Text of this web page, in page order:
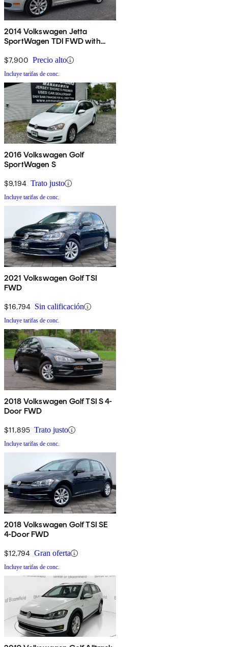
2014 Volkswagen Jetta
SportWagen TDI FWD with
$7,900 Precio alto
Incluye tarifas de conc.
2016 Volkswagen Golf
SportWagen S
$9,194 Trato justo
Incluye tarifas de conc.
2021 Volkswagen Golf TSI
FWD
$16,794 Sin calificación
Incluye tarifas de conc.
2018 Volkswagen Golf TSI S 4-
Door FWD
$11,895 Trato justo
Incluye tarifas de conc.
2018 Volkswagen Golf TSI SE
4-Door FWD
$12,794 Gran oferta
Incluye tarifas de conc.